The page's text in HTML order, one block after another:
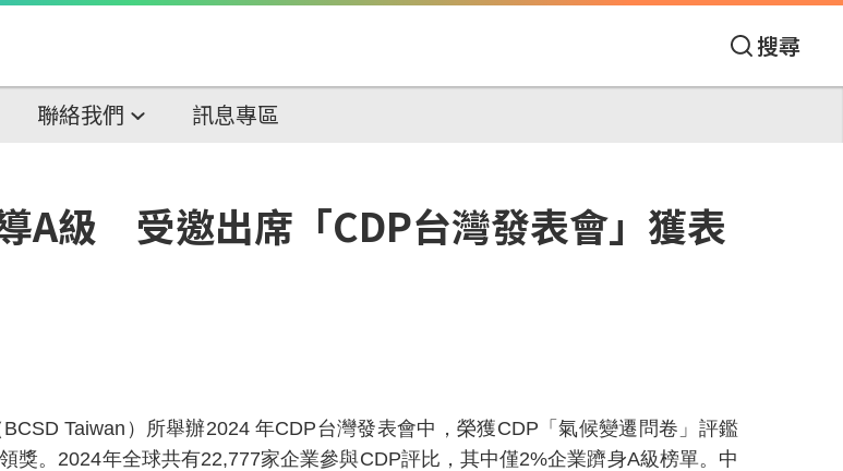
搜尋
聯絡我們 訊息專區
A級 受邀出席「CDP台灣發表會」獲表
BCSD Taiwan ）所舉辦2024年CDP台灣發表會中，榮獲CDP 「氣候變遷問卷」評鑑
獎。 2024年全球共有22,777家企業參與CDP評比，其中僅2%企業躋身A級榜單。中